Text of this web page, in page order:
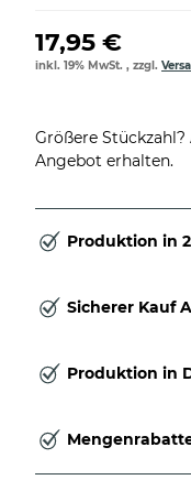
17,95 €
inkl. 19% MwSt. , zzgl.
Größere
Angebot erhalten.
Produktion in
Sicherer Kauf
Produktion in